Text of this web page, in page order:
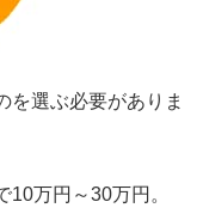
を選ぶ必要がありま
万円～30万円。